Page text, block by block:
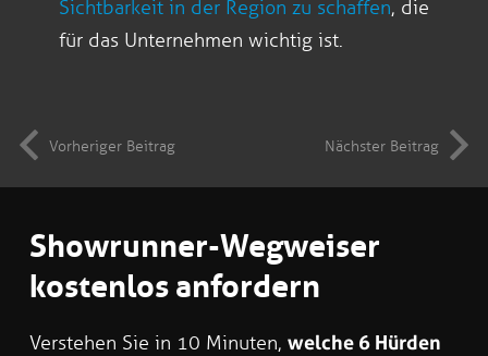
Sichtbarkeit in der Region zu schaffen, die
für das Unternehmen wichtig ist.
Vorheriger Beitrag Nächster Beitrag
Showrunner-Wegweiser
kostenlos anfordern
Verstehen Sie in 10 Minuten, welche 6 Hürden